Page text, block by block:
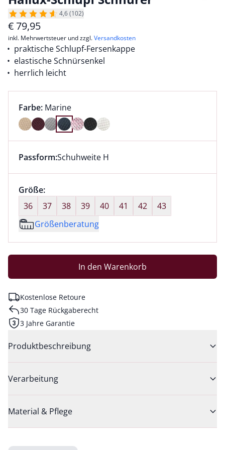
4,6 (102)
€ 79,95
inkl. Mehrwertsteuer und zzgl.Versandkosten
praktische Schlupf-Fersenkappe
elastische Schnürsenkel
herrlich leicht
Farbauswahl:
Farbe: aktuell ausgewählt:
Marine
Farbe Marine ausgewählt
Dieser Artikel hat die Passform Schuhweite H. für
Passform:Schuhweite H
Größenauswahl:
Größe:nichts ausgewählt
36
37 38 39 40 41 42
43
Größenberatung
In den Warenkorb
Kostenlose Retoure
30 Tage Rückgaberecht
3 Jahre Garantie
Produktbeschreibung
Verarbeitung
Material & Pflege